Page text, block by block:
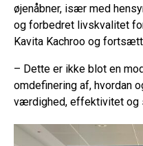
øjenåbner, især med
og forbedret livskvalitet
Kavita Kachroo og
– Dette er ikke blot en
omdefinering af, hvordan
værdighed, effektivitet og